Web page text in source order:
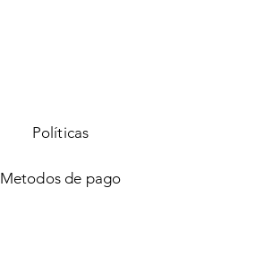
Políticas
Metodos de pago